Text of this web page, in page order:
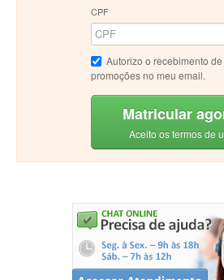
CPF
Autorizo o recebimento
promoções no meu email.
Matricular
Aceito os termos de